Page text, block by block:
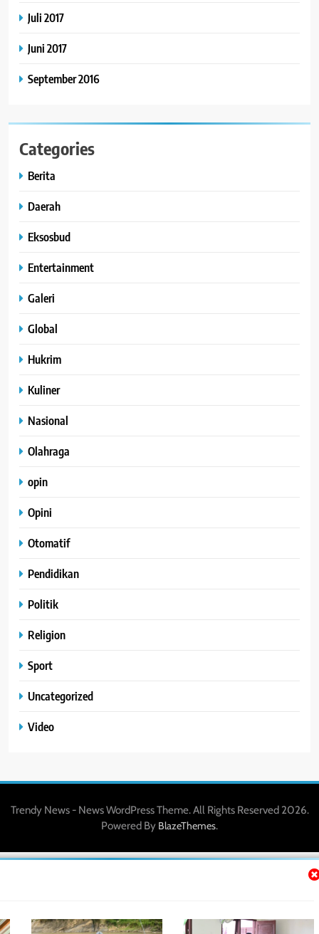
Juli 2017
Juni 2017
September 2016
Categories
Berita
Daerah
Eksosbud
Entertainment
Galeri
Global
Hukrim
Kuliner
Nasional
Olahraga
opin
Opini
Otomatif
Pendidikan
Politik
Religion
Sport
Uncategorized
Video
Trendy News - News WordPress Theme. All Rights Reserved 2026.
Powered By BlazeThemes.